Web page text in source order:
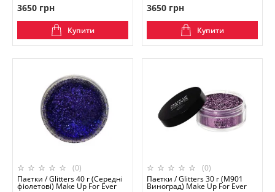
3650 грн
Купити
3650 грн
Купити
(0)
Паєтки / Glitters 40 г (Середні
фіолетові) Make Up For Ever
(0)
Паєтки / Glitters 30 г (M901
Виноград) Make Up For Ever